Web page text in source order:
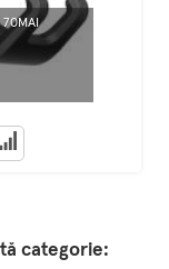
70MAI
categorie: